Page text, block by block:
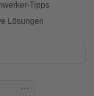
Tipps
Lösungen